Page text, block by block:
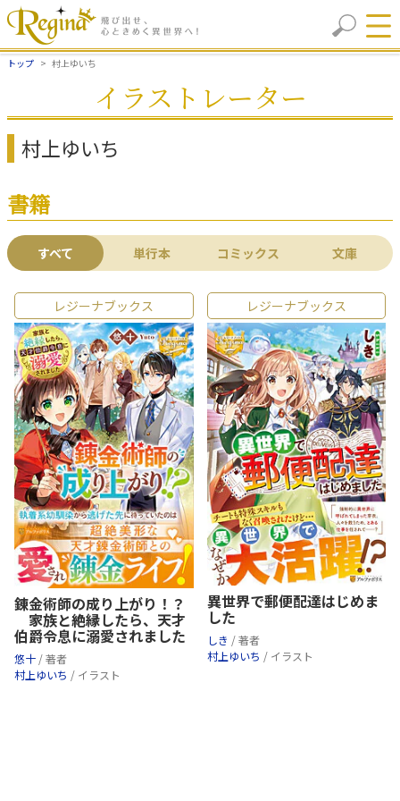
トップ 村上ゆいち
イラストレーター
村上ゆいち
書籍
すべて 単行本 コミックス 文庫
レジーナブックス
錬金術師の成り上がり！？
家族と絶縁したら、天才
伯爵令息に溺愛されました
悠十 / 著者
村上ゆいち / イラスト
レジーナブックス
異世界で郵便配達はじめま
した
しき / 著者
村上ゆいち / イラスト